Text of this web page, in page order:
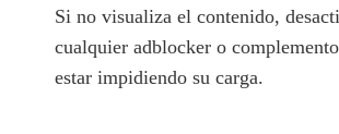
Si no visualiza el contenido,
cualquier adblocker o
estar impidiendo su carga.